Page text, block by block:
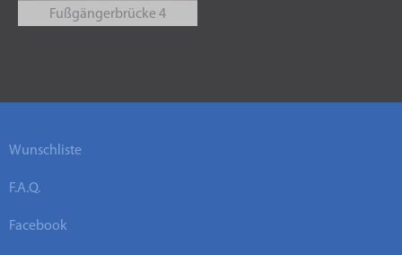
Fußgängerbrücke 4
Wunschliste
F.A.Q.
Facebook